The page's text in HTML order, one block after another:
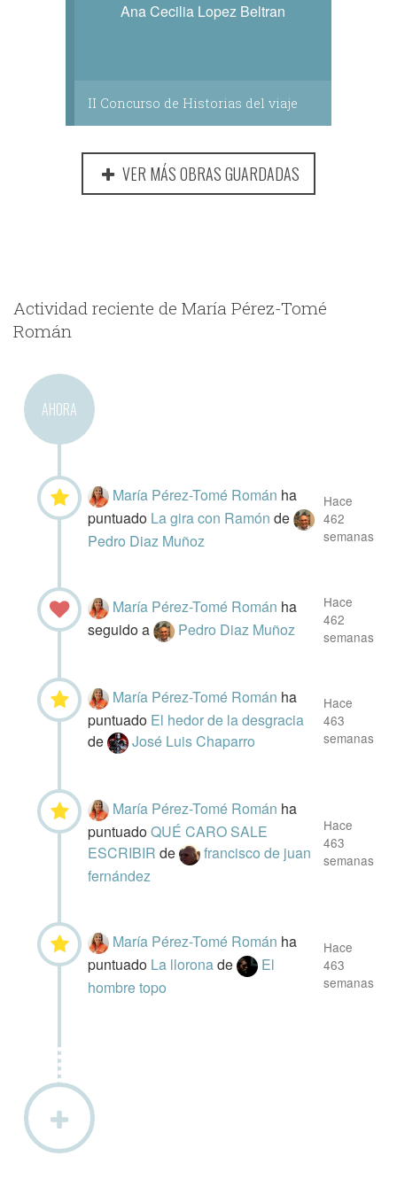
Ana Cecilia Lopez Beltran
II Concurso de Historias del viaje
VER MÁS OBRAS GUARDADAS
Actividad reciente de María Pérez-Tomé
Román
AHORA
María Pérez-Tomé Román ha
puntuado La gira con Ramónde
Pedro Diaz Muñoz
Hace
462
semanas
María Pérez-Tomé Román ha
seguido a
Pedro Diaz Muñoz
Hace
462
semanas
María Pérez-Tomé Román ha
puntuado El hedor de la desgracia
de
José Luis Chaparro
Hace
463
semanas
María Pérez-Tomé Román ha
puntuadoQUÉ CARO SALE
ESCRIBIRde
francisco de juan
fernández
Hace
463
semanas
María Pérez-Tomé Román ha
puntuado La lloronade
El
hombre topo
Hace
463
semanas